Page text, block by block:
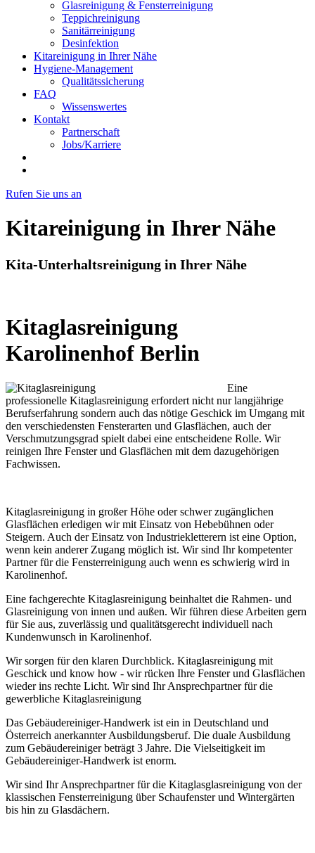
Glasreinigung & Fensterreinigung
Teppichreinigung
Sanitärreinigung
Desinfektion
Kitareinigung in Ihrer Nähe
Hygiene-Management
Qualitätssicherung
FAQ
Wissenswertes
Kontakt
Partnerschaft
Jobs/Karriere
Rufen Sie uns an
Kitareinigung in Ihrer Nähe
Kita-Unterhaltsreinigung in Ihrer Nähe
Kitaglasreinigung
Karolinenhof Berlin
Eine
professionelle Kitaglasreinigung erfordert nicht nur langjährige
Berufserfahrung sondern auch das nötige Geschick im Umgang mit
den verschiedensten Fensterarten und Glasflächen, auch der
Verschmutzungsgrad spielt dabei eine entscheidene Rolle. Wir
reinigen Ihre Fenster und Glasflächen mit dem dazugehörigen
Fachwissen.
Kitaglasreinigung in großer Höhe oder schwer zugänglichen
Glasflächen erledigen wir mit Einsatz von Hebebühnen oder
Steigern. Auch der Einsatz von Industriekletterern ist eine Option,
wenn kein anderer Zugang möglich ist. Wir sind Ihr kompetenter
Partner für die Fensterreinigung auch wenn es schwierig wird in
Karolinenhof.
Eine fachgerechte Kitaglasreinigung beinhaltet die Rahmen- und
Glasreinigung von innen und außen. Wir führen diese Arbeiten gern
für Sie aus, zuverlässig und qualitätsgerecht individuell nach
Kundenwunsch in Karolinenhof.
Wir sorgen für den klaren Durchblick. Kitaglasreinigung mit
Geschick und know how - wir rücken Ihre Fenster und Glasflächen
wieder ins rechte Licht. Wir sind Ihr Ansprechpartner für die
gewerbliche Kitaglasreinigung
Das Gebäudereiniger-Handwerk ist ein in Deutschland und
Österreich anerkannter Ausbildungsberuf. Die duale Ausbildung
zum Gebäudereiniger beträgt 3 Jahre. Die Vielseitigkeit im
Gebäudereiniger-Handwerk ist enorm.
Wir sind Ihr Ansprechpartner für die Kitaglasglasreinigung von der
klassischen Fensterreinigung über Schaufenster und Wintergärten
bis hin zu Glasdächern.